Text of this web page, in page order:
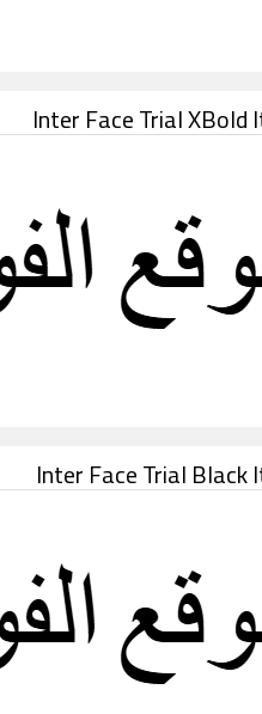
Inter Face Trial XBold
Inter Face Trial Black